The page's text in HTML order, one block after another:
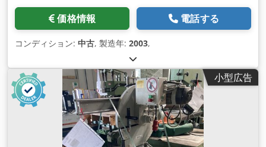
価格情報 電話する
コンディション: 中古, 製造年: 2003,
小型広告